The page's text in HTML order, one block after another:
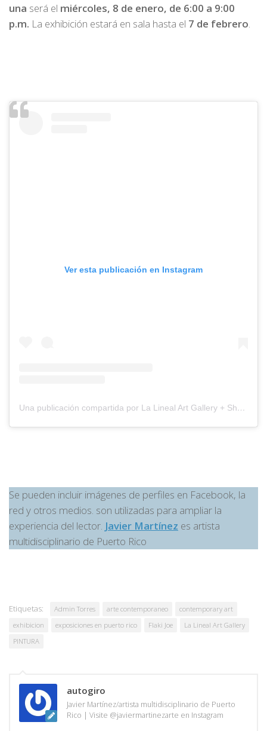
una será el miércoles, 8 de enero, de 6:00 a 9:00
p.m. La exhibición estará en sala hasta el 7 de febrero.
Ver esta publicación en Instagram
Una publicación compartida por La Lineal Art Gallery + Shop (@lalinealartshop)
Se pueden incluir imágenes de perfiles en Facebook, la
red y otros medios. son utilizadas para ampliar la
experiencia del lector. Javier Martínez es artista
multidisciplinario de Puerto Rico
Etiquetas: Admin Torres arte contemporaneo
contemporary art
exhibicion
exposiciones en puerto rico Flaki Joe
La Lineal Art Gallery
PINTURA
autogiro
Javier Martínez/artista multidisciplinario de Puerto
Rico | Visite @javiermartinezarte en Instagram